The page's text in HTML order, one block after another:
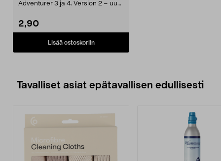
Adventurer 3 ja 4. Version 2 – uusi,
2,90
Lisää ostoskoriin
Tavalliset asiat epätavallisen edullisesti